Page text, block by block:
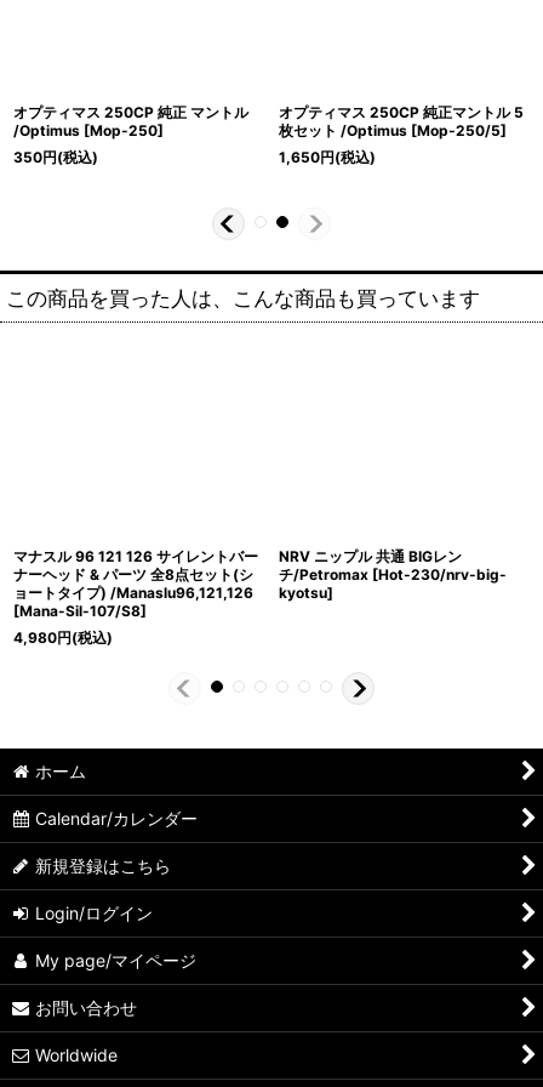
オプティマス 250CP 純正 マントル
/Optimus [Mop-250]
350円(税込)
オプティマス 250CP 純正マントル 5
枚セット /Optimus [Mop-250/5]
1,650円(税込)
この商品を買った人は、こんな商品も買っています
マナスル 96 121 126 サイレントバー
ナーヘッド & パーツ 全8点セット(シ
ョートタイプ) /Manaslu96,121,126
[Mana-Sil-107/S8]
4,980円(税込)
NRV ニップル 共通 BIGレン
チ/Petromax [Hot-230/nrv-big-
kyotsu]
ホーム
Calendar/カレンダー
新規登録はこちら
Login/ログイン
My page/マイページ
お問い合わせ
Worldwide